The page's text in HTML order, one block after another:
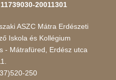
20011301
ASZC Mátra Erdészeti
Iskola és Kollégium
- Mátrafüred, Erdész utca
250